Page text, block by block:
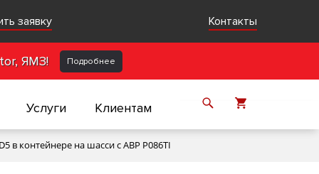
заявку Контакты
ЯМЗ! Подробнее
Услуги Клиентам
в контейнере на шасси с АВР P086TI